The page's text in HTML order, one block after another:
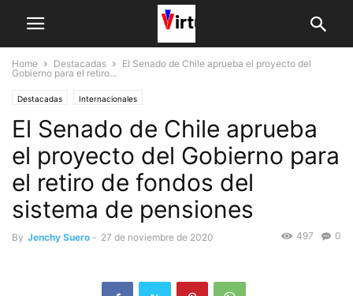
Home Destacadas
El Senado de Chile aprueba el proyecto del
Gobierno para el retiro...
Destacadas Internacionales
El Senado de Chile aprueba
el proyecto del Gobierno para
el retiro de fondos del
sistema de pensiones
By Jenchy Suero - 27 de noviembre de 2020 0
497